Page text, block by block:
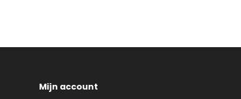
Mijn account